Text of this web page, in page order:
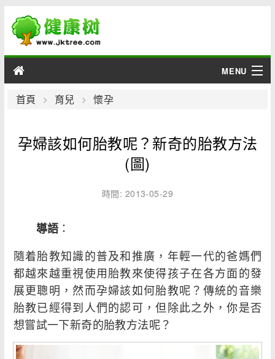
MENU
男性
疾病
首頁 育兒 懷孕
孕婦該如何胎教呢？新奇的胎教方法
(圖)
時間: 2013-05-29
導語 ：
隨着胎教知識的普及和推廣，年輕一代的爸媽們
都越來越重視使用胎教來使得孩子在各方面的發
展更聰明，然而孕婦該如何胎教呢？傳統的音樂
胎教已經得到人們的認可，但除此之外，你是否
想嘗試一下新奇的胎教方法呢？